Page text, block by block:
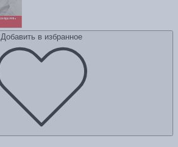
Добавить в избранное